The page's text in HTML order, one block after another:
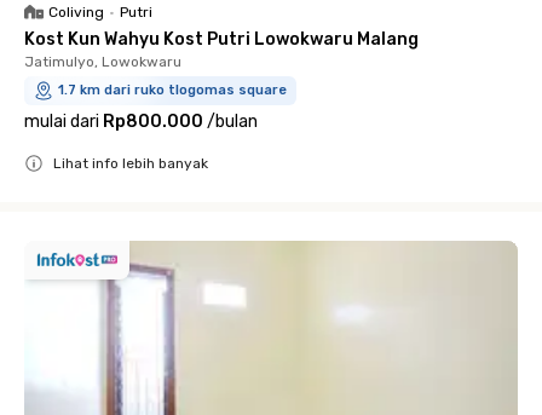
Coliving • Putri
Kost Kun Wahyu Kost Putri Lowokwaru Malang
Jatimulyo, Lowokwaru
1.7 km dari ruko tlogomas square
mulai dari Rp800.000 /bulan
Lihat info lebih banyak